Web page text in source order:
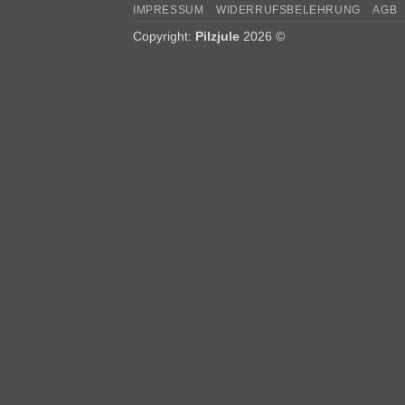
IMPRESSUM WIDERRUFSBELEHRUNG AGB
Copyright: Pilzjule 2026 ©